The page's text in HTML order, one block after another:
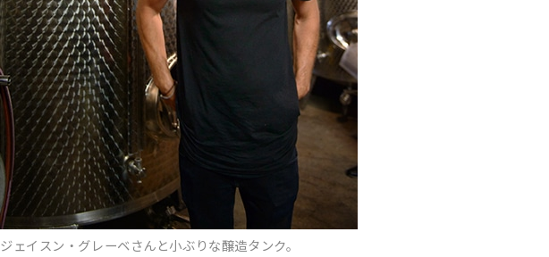
ジェイスン・グレーベさんと小ぶりな醸造タンク。